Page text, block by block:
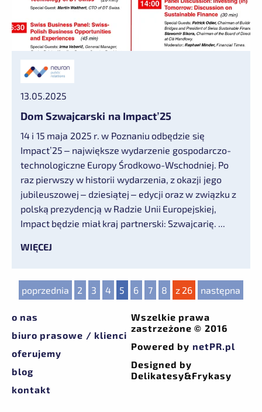
13.05.2025
Dom Szwajcarski na Impact’25
14 i 15 maja 2025 r. w Poznaniu odbędzie się
Impact’25 – największe wydarzenie gospodarczo-
technologiczne Europy Środkowo-Wschodniej. Po
raz pierwszy w historii wydarzenia, z okazji jego
jubileuszowej – dziesiątej – edycji oraz w związku z
polską prezydencją w Radzie Unii Europejskiej,
Impact będzie miał kraj partnerski: Szwajcarię. ...
WIĘCEJ
poprzednia 2 3 4 5 6 7 8 z 26 następna
o nas
biuro prasowe / klienci
oferujemy
blog
kontakt
Wszelkie prawa
zastrzeżone © 2016
Powered by netPR.pl
Designed by
Delikatesy&Frykasy